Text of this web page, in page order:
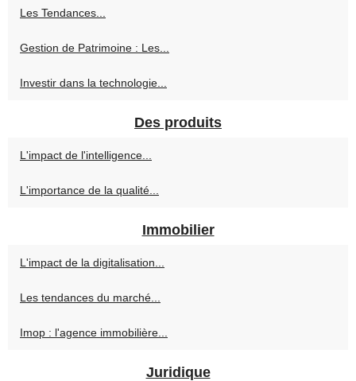
Les Tendances...
Gestion de Patrimoine : Les...
Investir dans la technologie...
Des produits
L'impact de l'intelligence...
L'importance de la qualité...
Immobilier
L'impact de la digitalisation...
Les tendances du marché...
Imop : l'agence immobilière...
Juridique